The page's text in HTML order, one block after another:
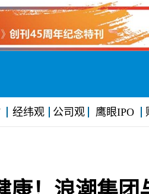
经纬观 公司观 鹰眼IPO